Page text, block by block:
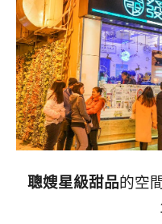
聰嫂星級甜品的空